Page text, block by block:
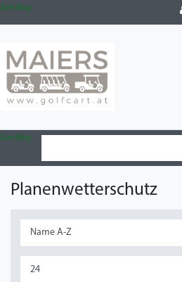
Zum Blog
Zum Blog
Planenwetterschutz